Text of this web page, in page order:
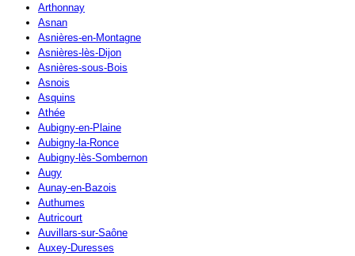
Arthonnay
Asnan
Asnières-en-Montagne
Asnières-lès-Dijon
Asnières-sous-Bois
Asnois
Asquins
Athée
Aubigny-en-Plaine
Aubigny-la-Ronce
Aubigny-lès-Sombernon
Augy
Aunay-en-Bazois
Authumes
Autricourt
Auvillars-sur-Saône
Auxey-Duresses